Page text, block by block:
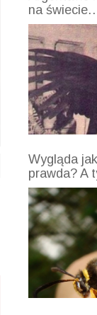
na
Wygląda
prawda? A